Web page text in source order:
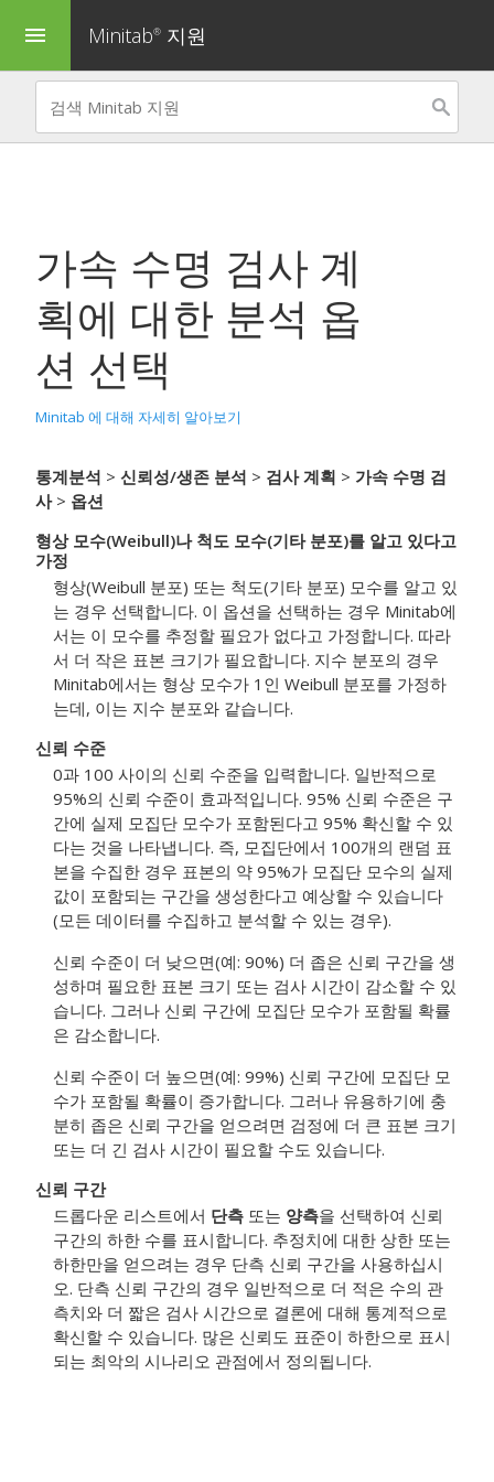
menu Minitab® 지원
가속 수명 검사 계
획에 대한 분석 옵
션 선택
Minitab 에 대해 자세히 알아보기
통계분석 > 신뢰성/생존 분석 > 검사 계획 > 가속 수명 검
사> 옵션
형상 모수(Weibull)나 척도 모수(기타 분포)를 알고 있다고
가정
형상(Weibull 분포) 또는 척도(기타 분포) 모수를 알고 있
는 경우 선택합니다. 이 옵션을 선택하는 경우 Minitab에
서는 이 모수를 추정할 필요가 없다고 가정합니다. 따라
서 더 작은 표본 크기가 필요합니다. 지수 분포의 경우
Minitab에서는 형상 모수가 1인 Weibull 분포를 가정하
는데, 이는 지수 분포와 같습니다.
신뢰 수준
0과 100 사이의 신뢰 수준을 입력합니다. 일반적으로
95%의 신뢰 수준이 효과적입니다. 95% 신뢰 수준은 구
간에 실제 모집단 모수가 포함된다고 95% 확신할 수 있
다는 것을 나타냅니다. 즉, 모집단에서 100개의 랜덤 표
본을 수집한 경우 표본의 약 95%가 모집단 모수의 실제
값이 포함되는 구간을 생성한다고 예상할 수 있습니다
(모든 데이터를 수집하고 분석할 수 있는 경우).
신뢰 수준이 더 낮으면(예: 90%) 더 좁은 신뢰 구간을 생
성하며 필요한 표본 크기 또는 검사 시간이 감소할 수 있
습니다. 그러나 신뢰 구간에 모집단 모수가 포함될 확률
은 감소합니다.
신뢰 수준이 더 높으면(예: 99%) 신뢰 구간에 모집단 모
수가 포함될 확률이 증가합니다. 그러나 유용하기에 충
분히 좁은 신뢰 구간을 얻으려면 검정에 더 큰 표본 크기
또는 더 긴 검사 시간이 필요할 수도 있습니다.
신뢰 구간
드롭다운 리스트에서 단측 또는 양측을 선택하여 신뢰
구간의 하한 수를 표시합니다. 추정치에 대한 상한 또는
하한만을 얻으려는 경우 단측 신뢰 구간을 사용하십시
오. 단측 신뢰 구간의 경우 일반적으로 더 적은 수의 관
측치와 더 짧은 검사 시간으로 결론에 대해 통계적으로
확신할 수 있습니다. 많은 신뢰도 표준이 하한으로 표시
되는 최악의 시나리오 관점에서 정의됩니다.